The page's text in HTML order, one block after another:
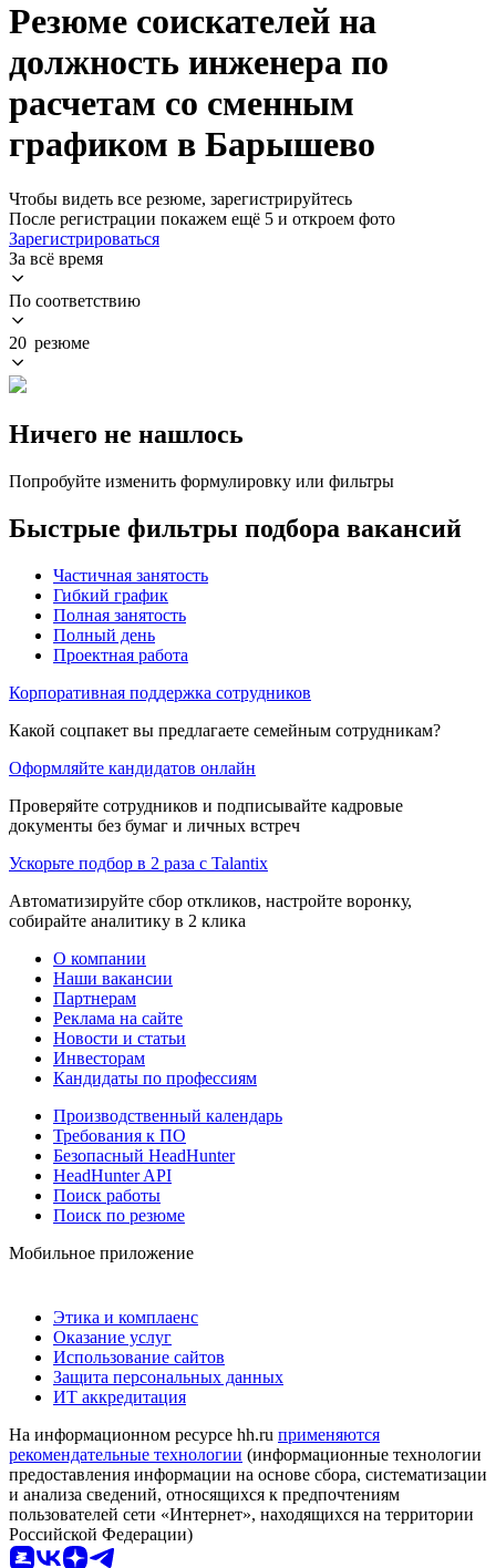
Резюме соискателей на
должность инженера по
расчетам со сменным
графиком в Барышево
Чтобы видеть все резюме, зарегистрируйтесь
После регистрации покажем ещё 5 и откроем фото
Зарегистрироваться
За всё время
По соответствию
20 резюме
Ничего не нашлось
Попробуйте изменить формулировку или фильтры
Быстрые фильтры подбора вакансий
Частичная занятость
Гибкий график
Полная занятость
Полный день
Проектная работа
Корпоративная поддержка сотрудников
Какой соцпакет вы предлагаете семейным сотрудникам?
Оформляйте кандидатов онлайн
Проверяйте сотрудников и подписывайте кадровые
документы без бумаг и личных встреч
Ускорьте подбор в 2 раза с Talantix
Автоматизируйте сбор откликов, настройте воронку,
собирайте аналитику в 2 клика
О компании
Наши вакансии
Партнерам
Реклама на сайте
Новости и статьи
Инвесторам
Кандидаты по профессиям
Производственный календарь
Требования к ПО
Безопасный HeadHunter
HeadHunter API
Поиск работы
Поиск по резюме
Мобильное приложение
Этика и комплаенс
Оказание услуг
Использование сайтов
Защита персональных данных
ИТ аккредитация
На информационном ресурсе hh.ru применяются
рекомендательные технологии (информационные технологии
предоставления информации на основе сбора, систематизации
и анализа сведений, относящихся к предпочтениям
пользователей сети «Интернет», находящихся на территории
Российской Федерации)